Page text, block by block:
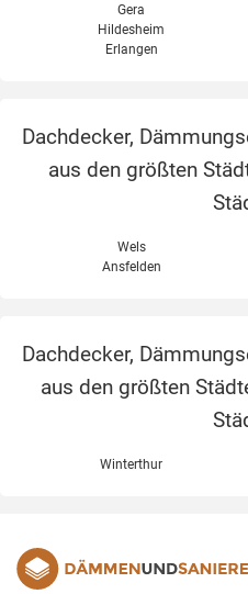
Gera
Hildesheim
Erlangen
Dachdecker,
aus den größten
Wels
Ansfelden
Dachdecker,
aus den größten
Winterthur